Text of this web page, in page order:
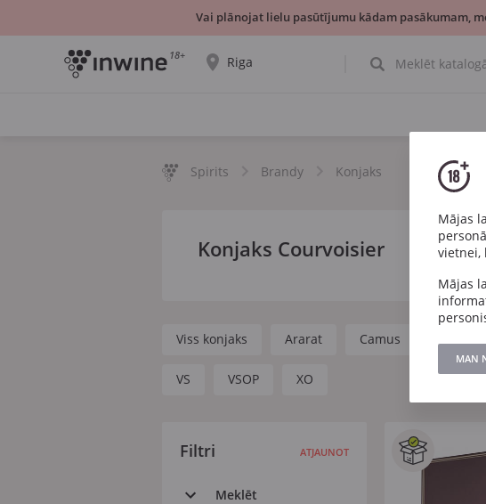
18+ Riga
Spirits Brandy Konjaks
Konjaks Courvoisier
Viss konjaks Ararat Camus
VS VSOP XO
Filtri ATJAUNOT
Meklēt
Mājas
vietnei,
Mājas
MAN
Vai plānojat lielu pasūtījumu kādam pasākumam,